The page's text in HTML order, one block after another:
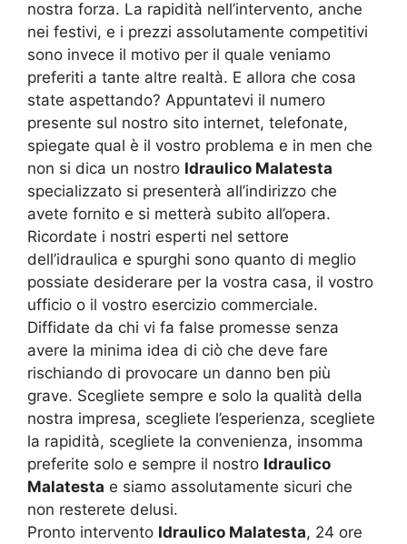
nostra forza. La rapidità nell’intervento, anche
nei festivi, e i prezzi assolutamente competitivi
sono invece il motivo per il quale veniamo
preferiti a tante altre realtà. E allora che cosa
state aspettando? Appuntatevi il numero
presente sul nostro sito internet, telefonate,
spiegate qual è il vostro problema e in men che
non si dica un nostro Idraulico Malatesta
specializzato si presenterà all’indirizzo che
avete fornito e si metterà subito all’opera.
Ricordate i nostri esperti nel settore
dell’idraulica e spurghi sono quanto di meglio
possiate desiderare per la vostra casa, il vostro
ufficio o il vostro esercizio commerciale.
Diffidate da chi vi fa false promesse senza
avere la minima idea di ciò che deve fare
rischiando di provocare un danno ben più
grave. Scegliete sempre e solo la qualità della
nostra impresa, scegliete l’esperienza, scegliete
la rapidità, scegliete la convenienza, insomma
preferite solo e sempre il nostro Idraulico
Malatesta e siamo assolutamente sicuri che
non resterete delusi.
Pronto intervento Idraulico Malatesta, 24 ore